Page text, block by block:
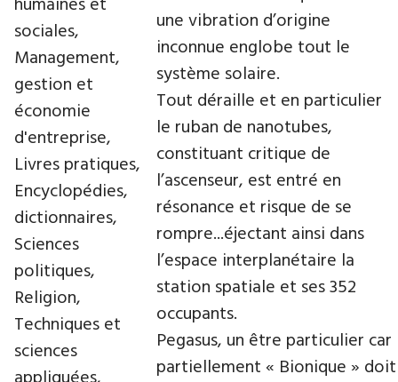
une vibration d’origine
inconnue englobe tout le
système solaire.
Tout déraille et en particulier
le ruban de nanotubes,
constituant critique de
l’ascenseur, est entré en
résonance et risque de se
rompre...éjectant ainsi dans
l’espace interplanétaire la
station spatiale et ses 352
occupants.
Pegasus, un être particulier car
partiellement « Bionique » doit
sociales,
Management,
gestion et
économie
d'entreprise,
Livres pratiques,
Encyclopédies,
dictionnaires,
Sciences
politiques,
Religion,
Techniques et
sciences